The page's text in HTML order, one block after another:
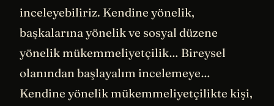
inceleyebiliriz. Kendine yönelik,
başkalarına yönelik ve sosyal düzene
yönelik mükemmeliyetçilik… Bireysel
olanından başlayalım incelemeye…
Kendine yönelik mükemmeliyetçilikte kişi,